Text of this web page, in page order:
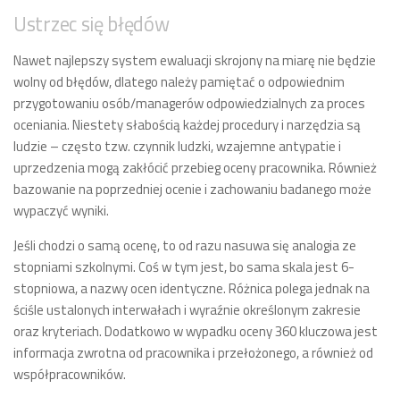
Ustrzec się błędów
Nawet najlepszy system ewaluacji skrojony na miarę nie będzie
wolny od błędów, dlatego należy pamiętać o odpowiednim
przygotowaniu osób/managerów odpowiedzialnych za proces
oceniania. Niestety słabością każdej procedury i narzędzia są
ludzie – często tzw. czynnik ludzki, wzajemne antypatie i
uprzedzenia mogą zakłócić przebieg oceny pracownika. Również
bazowanie na poprzedniej ocenie i zachowaniu badanego może
wypaczyć wyniki.
Jeśli chodzi o samą ocenę, to od razu nasuwa się analogia ze
stopniami szkolnymi. Coś w tym jest, bo sama skala jest 6-
stopniowa, a nazwy ocen identyczne. Różnica polega jednak na
ściśle ustalonych interwałach i wyraźnie określonym zakresie
oraz kryteriach. Dodatkowo w wypadku oceny 360 kluczowa jest
informacja zwrotna od pracownika i przełożonego, a również od
współpracowników.